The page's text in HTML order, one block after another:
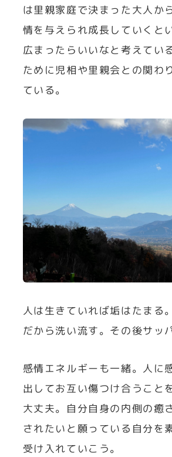
は里親家庭で決まった大人か
情を与えられ成長していくと
広まったらいいなと考えてい
ために児相や里親会との関わ
ている。
人は生きていれば垢はたまる。
だから洗い流す。その後サッ
感情エネルギーも一緒。人に
出してお互い傷つけ合うこと
大丈夫。自分自身の内側の癒
されたいと願っている自分を
受け入れていこう。